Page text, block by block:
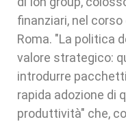
finanziari, nel corso
Roma. "La politica
valore strategico:
introdurre
rapida adozione di
produttività" che,